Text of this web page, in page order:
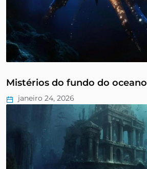
Mistérios do fundo do oceano
janeiro 24, 2026